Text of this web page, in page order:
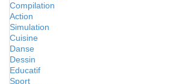
Compilation
Action
Simulation
Cuisine
Danse
Dessin
Educatif
Sport